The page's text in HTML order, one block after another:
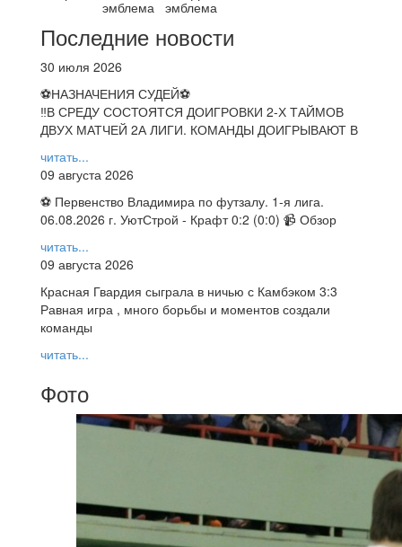
Последние новости
30 июля 2026
⚽НАЗНАЧЕНИЯ СУДЕЙ⚽
‼В СРЕДУ СОСТОЯТСЯ ДОИГРОВКИ 2-Х ТАЙМОВ
ДВУХ МАТЧЕЙ 2А ЛИГИ. КОМАНДЫ ДОИГРЫВАЮТ В
читать...
09 августа 2026
⚽ Первенство Владимира по футзалу. 1-я лига.
06.08.2026 г. УютСтрой - Крафт 0:2 (0:0) 📹 Обзор
читать...
09 августа 2026
Красная Гвардия сыграла в ничью с Камбэком 3:3
Равная игра , много борьбы и моментов создали
команды
читать...
Фото